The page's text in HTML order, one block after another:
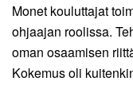
Monet kouluttajat
ohjaajan roolissa.
oman osaamisen
Kokemus oli